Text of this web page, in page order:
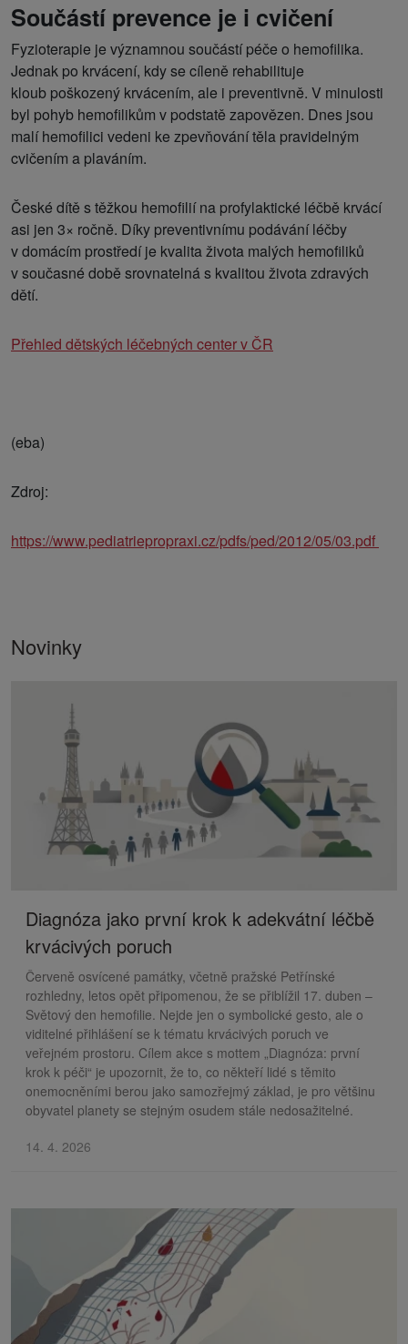
Součástí prevence je i cvičení
Fyzioterapie je významnou součástí péče o hemofilika.
Jednak po krvácení, kdy se cíleně rehabilituje
kloub poškozený krvácením, ale i preventivně. V minulosti
byl pohyb hemofilikům v podstatě zapovězen. Dnes jsou
malí hemofilici vedeni ke zpevňování těla pravidelným
cvičením a plaváním.
České dítě s těžkou hemofilií na profylaktické léčbě krvácí
asi jen 3× ročně. Díky preventivnímu podávání léčby
v domácím prostředí je kvalita života malých hemofiliků
v současné době srovnatelná s kvalitou života zdravých
dětí.
Přehled dětských léčebných center v ČR
(eba)
Zdroj:
https://www.pediatriepropraxi.cz/pdfs/ped/2012/05/03.pdf
Novinky
Diagnóza jako první krok k adekvátní léčbě
krvácivých poruch
Červeně osvícené památky, včetně pražské Petřínské
rozhledny, letos opět připomenou, že se přiblížil 17. duben –
Světový den hemofilie. Nejde jen o symbolické gesto, ale o
viditelné přihlášení se k tématu krvácivých poruch ve
veřejném prostoru. Cílem akce s mottem „Diagnóza: první
krok k péči“ je upozornit, že to, co někteří lidé s těmito
onemocněními berou jako samozřejmý základ, je pro většinu
obyvatel planety se stejným osudem stále nedosažitelné.
14. 4. 2026